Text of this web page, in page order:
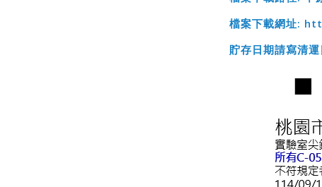
檔案下載網址:
貯存日期請寫清